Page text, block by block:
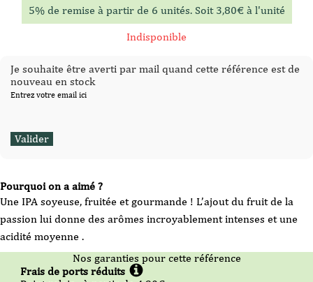
Pourquoi on a aimé ?
Une IPA soyeuse, fruitée et gourmande ! L’ajout du fruit de la
passion lui donne des arômes incroyablement intenses et une
acidité moyenne .
5% de remise à partir de 6 unités. Soit 3,80€à l'unité
Indisponible
Je souhaite être averti par mail quand cette référence est de
nouveau en stock
Entrez votre email ici
Nos garanties pour cette référence
Frais de ports réduits